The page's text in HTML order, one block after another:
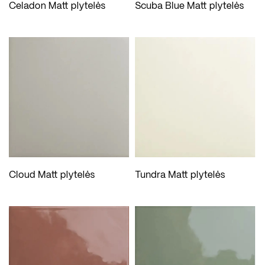
Celadon Matt plytelės Scuba Blue Matt plytelės
Cloud Matt plytelės Tundra Matt plytelės